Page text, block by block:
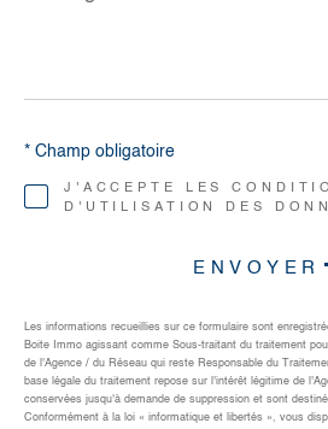
J'ACCEPTE LES
D'UTILISATION DES
* Champ obligatoire
ENVOYER
Les informations recueillies sur ce formulaire sont
Boite Immo agissant comme Sous-traitant du traitement
de l'Agence / du Réseau qui reste Responsable du
base légale du traitement repose sur l'intérêt légitime de
conservées jusqu'à demande de suppression et sont
Conformément à la loi « informatique et libertés », vous